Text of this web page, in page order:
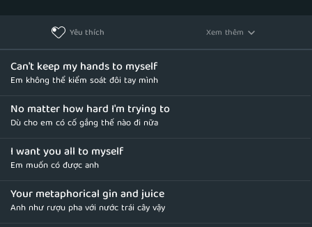
Yêu thích Xem thêm
Can't keep my hands to myself
Em không thể kiểm soát đôi tay mình
No matter how hard I'm trying to
Dù cho em có cố gắng thế nào đi nữa
I want you all to myself
Em muốn có được anh
Your metaphorical gin and juice
Anh như rượu pha với nước trái cây vậy